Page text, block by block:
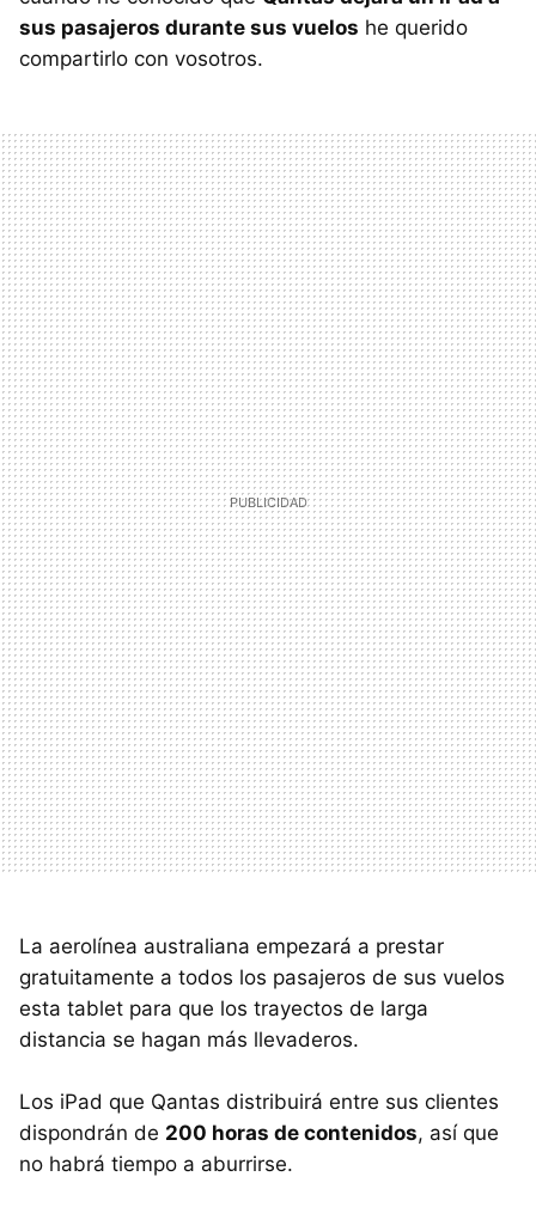
sus pasajeros durante sus vuelos he querido
compartirlo con vosotros.
La aerolínea australiana empezará a prestar
gratuitamente a todos los pasajeros de sus vuelos
esta tablet para que los trayectos de larga
distancia se hagan más llevaderos.
Los iPad que Qantas distribuirá entre sus clientes
dispondrán de 200 horas de contenidos, así que
no habrá tiempo a aburrirse.